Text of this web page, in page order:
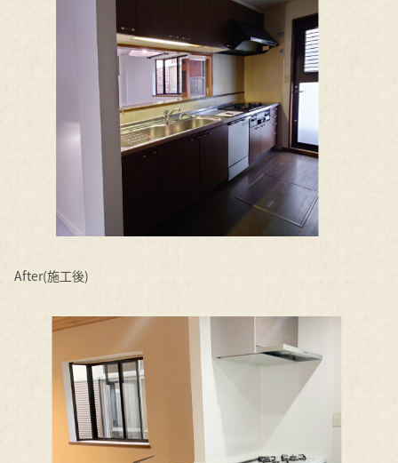
After(施工後)